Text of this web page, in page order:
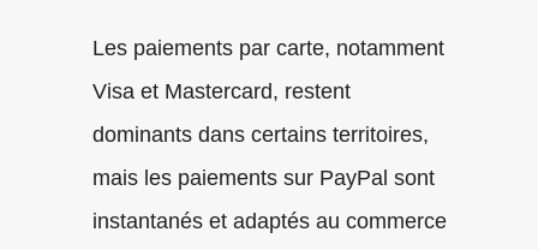
Les paiements par carte, notamment
Visa et Mastercard, restent
dominants dans certains territoires,
mais les paiements sur PayPal sont
instantanés et adaptés au commerce